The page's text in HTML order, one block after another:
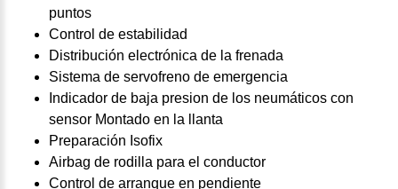
puntos
Control de estabilidad
Distribución electrónica de la frenada
Sistema de servofreno de emergencia
Indicador de baja presion de los neumáticos con
sensor Montado en la llanta
Preparación Isofix
Airbag de rodilla para el conductor
Control de arranque en pendiente